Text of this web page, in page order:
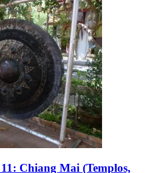
Chiang Mai (Templos,